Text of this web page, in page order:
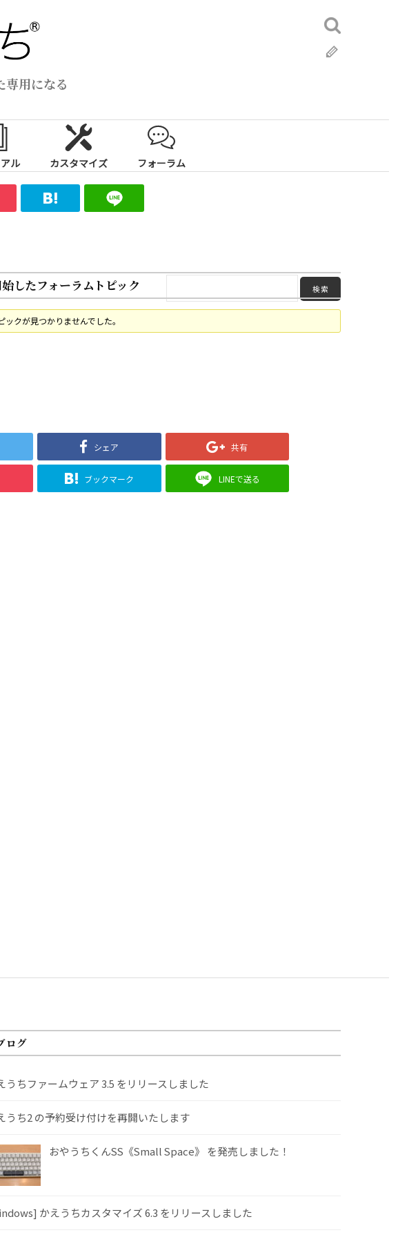
専用になる
検
索:
ル カスタマイズ フォーラム
したフォーラムトピック
ックが見つかりませんでした。
シェア 共有
ブックマーク LINEで送る
ログ
うちファームウェア 3.5 をリリースしました
うち2 の予約受け付けを再開いたします
おやうちくんSS《Small Space》 を発売しました！
かえうちカスタマイズ 6.3 をリリースしました